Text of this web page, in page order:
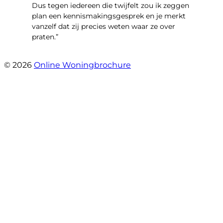
Dus tegen iedereen die twijfelt zou ik zeggen
plan een kennismakingsgesprek en je merkt
vanzelf dat zij precies weten waar ze over
praten.”
© 2026 Online Woningbrochure